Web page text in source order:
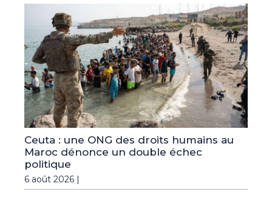
Ceuta : une ONG des droits humains au
Maroc dénonce un double échec
politique
6 août 2026 |